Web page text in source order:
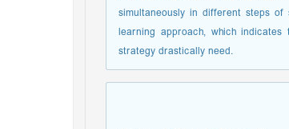
simultaneously in different steps
learning approach, which
strategy drastically need.